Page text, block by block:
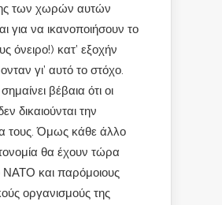
των χωρών αυτών
για να ικανοποιήσουν το
όνειρο!) κατ’ εξοχήν
γι’ αυτό το στόχο.
βέβαια ότι οι
δικαιούνται την
τους. Όμως κάθε άλλο
θα έχουν τώρα
ΝΑΤΟ και παρόμοιους
οργανισμούς της